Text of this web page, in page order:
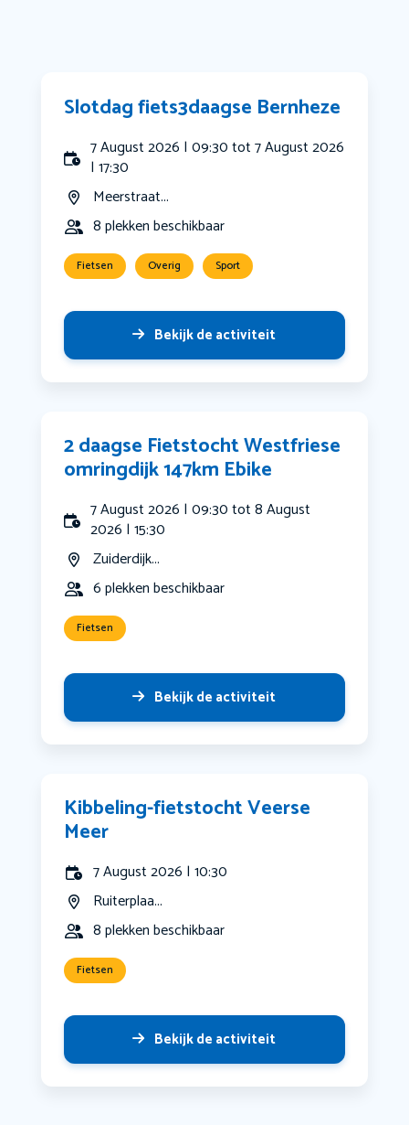
Slotdag fiets3daagse Bernheze
7 August 2026 | 09:30 tot 7 August 2026
| 17:30
Meerstraat...
8 plekken beschikbaar
Fietsen Overig Sport
Bekijk de activiteit
2 daagse Fietstocht Westfriese
omringdijk 147km Ebike
7 August 2026 | 09:30 tot 8 August
2026 | 15:30
Zuiderdijk...
6 plekken beschikbaar
Fietsen
Bekijk de activiteit
Kibbeling-fietstocht Veerse
Meer
7 August 2026 | 10:30
Ruiterplaa...
8 plekken beschikbaar
Fietsen
Bekijk de activiteit